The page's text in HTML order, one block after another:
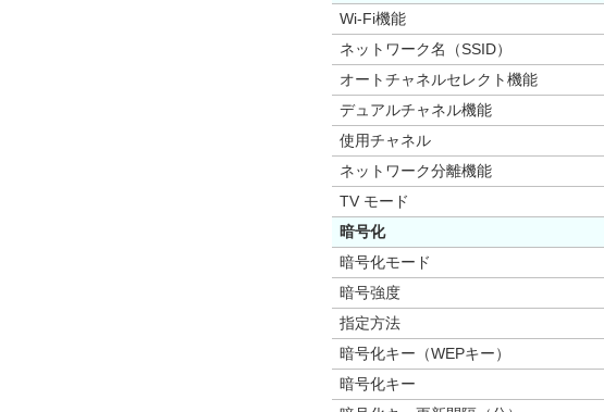
Wi-Fi機能
ネットワーク名（SSID）
オートチャネルセレクト機能
デュアルチャネル機能
使用チャネル
ネットワーク分離機能
TV モード
暗号化
暗号化モード
暗号強度
指定方法
暗号化キー（WEPキー）
暗号化キー